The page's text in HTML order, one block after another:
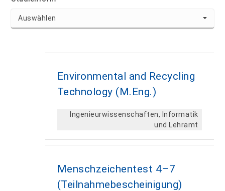
Environmental and Recycling
Technology (M.Eng.)
Ingenieurwissenschaften, Informatik
und Lehramt
Menschzeichentest 4–7
(Teilnahmebescheinigung)